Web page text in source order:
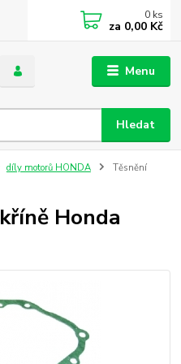
Menu
Hledat
0 ks
za 0,00 Kč
díly motorů HONDA
Těsnění
Honda